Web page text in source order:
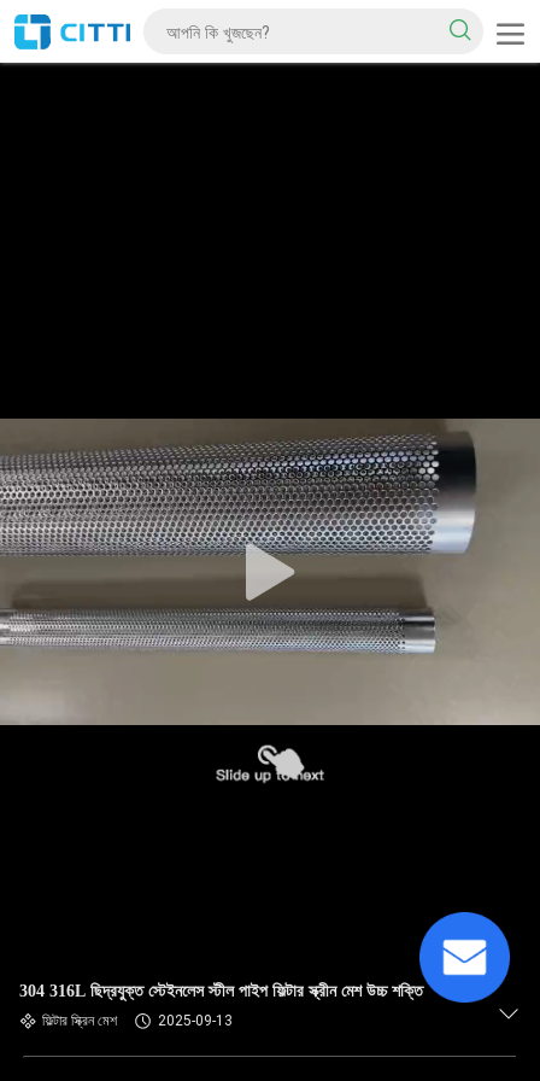
304 316L ছিদ্রযুক্ত স্টেইনলেস স্টীল পাইপ ফিল্টার স্ক্রীন মেশ উচ্চ শক্তি
ফিল্টার স্ক্রিন মেশ 2025-09-13